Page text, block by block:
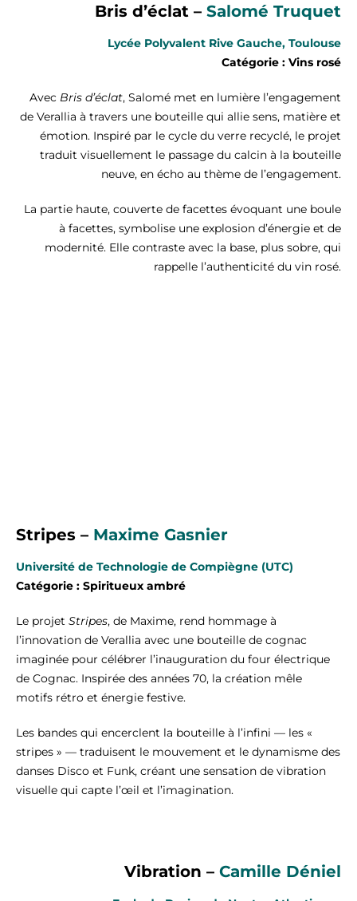
Bris d’éclat – Salomé Truquet
Lycée Polyvalent Rive Gauche, Toulouse
Catégorie : Vins rosé
Avec Bris d’éclat, Salomé met en lumière l’engagement
de Verallia à travers une bouteille qui allie sens, matière et
émotion. Inspiré par le cycle du verre recyclé, le projet
traduit visuellement le passage du calcin à la bouteille
neuve, en écho au thème de l’engagement.
La partie haute, couverte de facettes évoquant une boule
à facettes, symbolise une explosion d’énergie et de
modernité. Elle contraste avec la base, plus sobre, qui
rappelle l’authenticité du vin rosé.
Stripes – Maxime Gasnier
Université de Technologie de Compiègne (UTC)
Catégorie : Spiritueux ambré
Le projet Stripes, de Maxime, rend hommage à
l’innovation de Verallia avec une bouteille de cognac
imaginée pour célébrer l’inauguration du four électrique
de Cognac. Inspirée des années 70, la création mêle
motifs rétro et énergie festive.
Les bandes qui encerclent la bouteille à l’infini — les «
stripes » — traduisent le mouvement et le dynamisme des
danses Disco et Funk, créant une sensation de vibration
visuelle qui capte l’œil et l’imagination.
Vibration – Camille Déniel